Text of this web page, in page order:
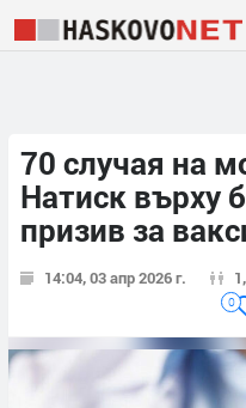
70 случая на
Натиск върху
призив за
14:04, 03 апр 2026 г.
0